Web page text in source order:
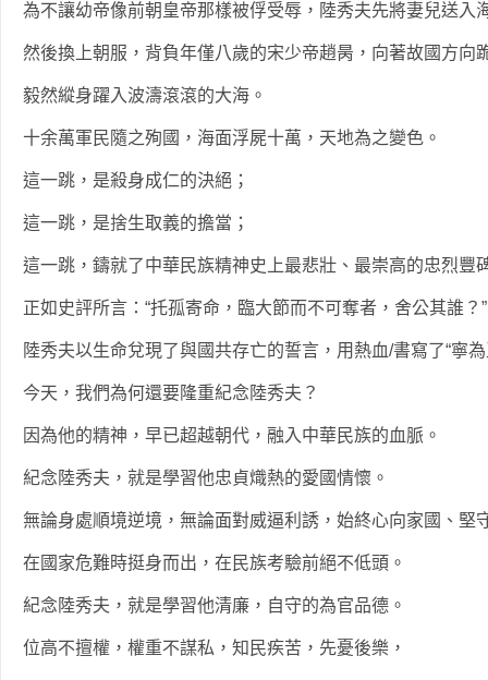
為不讓幼帝像前朝皇帝那樣被俘受辱，陸秀夫先將妻兒送入
然後換上朝服，背負年僅八歲的宋少帝趙昺，向著故國方向
毅然縱身躍入波濤滾滾的大海。
十余萬軍民隨之殉國，海面浮屍十萬，天地為之變色。
這一跳，是殺身成仁的決絕；
這一跳，是捨生取義的擔當；
這一跳，鑄就了中華民族精神史上最悲壯、最崇高的忠烈豐
正如史評所言：“托孤寄命，臨大節而不可奪者，舍公其誰？”
陸秀夫以生命兌現了與國共存亡的誓言，用熱血/書寫了“寧
今天，我們為何還要隆重紀念陸秀夫？
因為他的精神，早已超越朝代，融入中華民族的血脈。
紀念陸秀夫，就是學習他忠貞熾熱的愛國情懷。
無論身處順境逆境，無論面對威逼利誘，始終心向家國、堅
在國家危難時挺身而出，在民族考驗前絕不低頭。
紀念陸秀夫，就是學習他清廉，自守的為官品德。
位高不擅權，權重不謀私，知民疾苦，先憂後樂，